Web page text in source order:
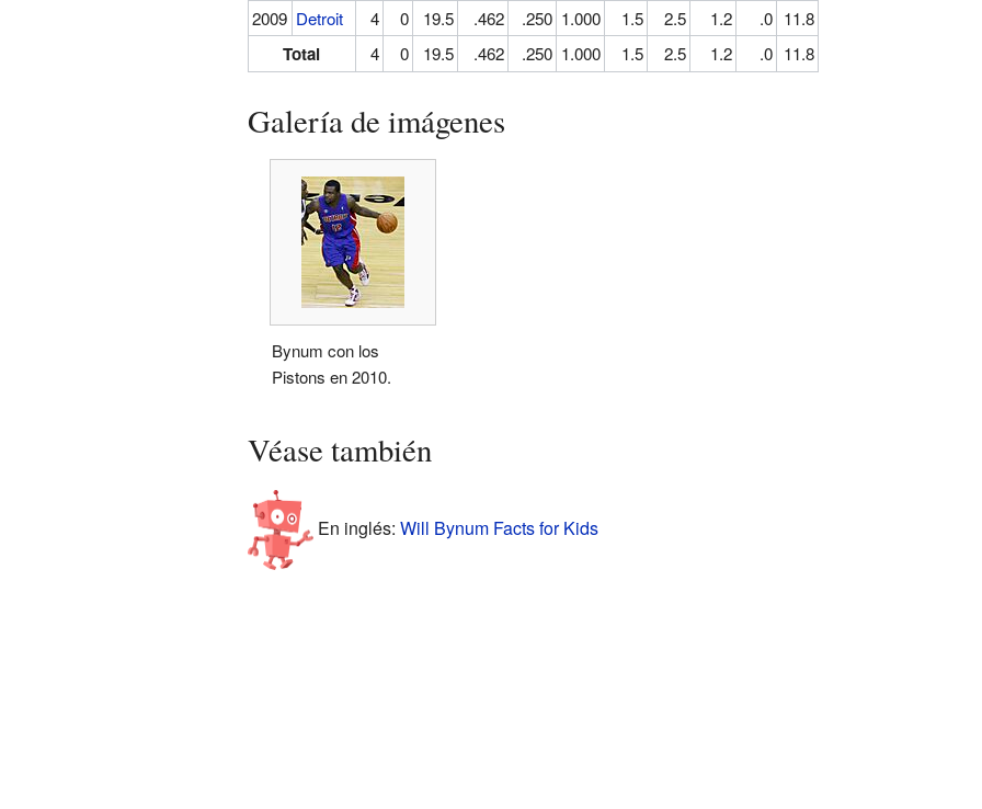
2009 Detroit 4 0 19.5 .462 .250 1.000 1.5 2.5 1.2 .0 11.8
Total 4 0 19.5 .462 .250 1.000 1.5 2.5 1.2 .0 11.8
Galería de imágenes
Bynum con los
Pistons en 2010.
Véase también
En inglés: Will Bynum Facts for Kids